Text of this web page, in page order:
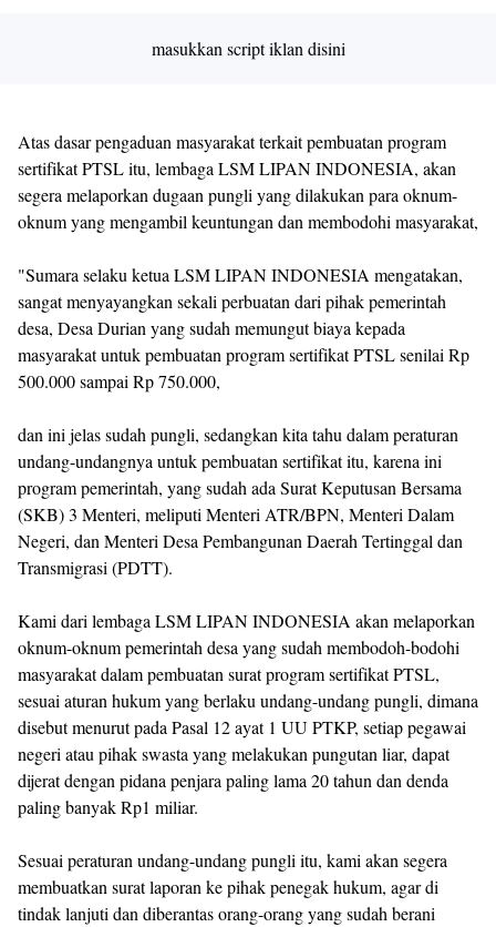
masukkan script iklan disini
Atas dasar pengaduan masyarakat terkait pembuatan program
sertifikat PTSL itu, lembaga LSM LIPAN INDONESIA, akan
segera melaporkan dugaan pungli yang dilakukan para oknum-
oknum yang mengambil keuntungan dan membodohi masyarakat,
"Sumara selaku ketua LSM LIPAN INDONESIA mengatakan,
sangat menyayangkan sekali perbuatan dari pihak pemerintah
desa, Desa Durian yang sudah memungut biaya kepada
masyarakat untuk pembuatan program sertifikat PTSL senilai Rp
500.000 sampai Rp 750.000,
dan ini jelas sudah pungli, sedangkan kita tahu dalam peraturan
undang-undangnya untuk pembuatan sertifikat itu, karena ini
program pemerintah, yang sudah ada Surat Keputusan Bersama
(SKB) 3 Menteri, meliputi Menteri ATR/BPN, Menteri Dalam
Negeri, dan Menteri Desa Pembangunan Daerah Tertinggal dan
Transmigrasi (PDTT).
Kami dari lembaga LSM LIPAN INDONESIA akan melaporkan
oknum-oknum pemerintah desa yang sudah membodoh-bodohi
masyarakat dalam pembuatan surat program sertifikat PTSL,
sesuai aturan hukum yang berlaku undang-undang pungli, dimana
disebut menurut pada Pasal 12 ayat 1 UU PTKP, setiap pegawai
negeri atau pihak swasta yang melakukan pungutan liar, dapat
dijerat dengan pidana penjara paling lama 20 tahun dan denda
paling banyak Rp1 miliar.
Sesuai peraturan undang-undang pungli itu, kami akan segera
membuatkan surat laporan ke pihak penegak hukum, agar di
tindak lanjuti dan diberantas orang-orang yang sudah berani